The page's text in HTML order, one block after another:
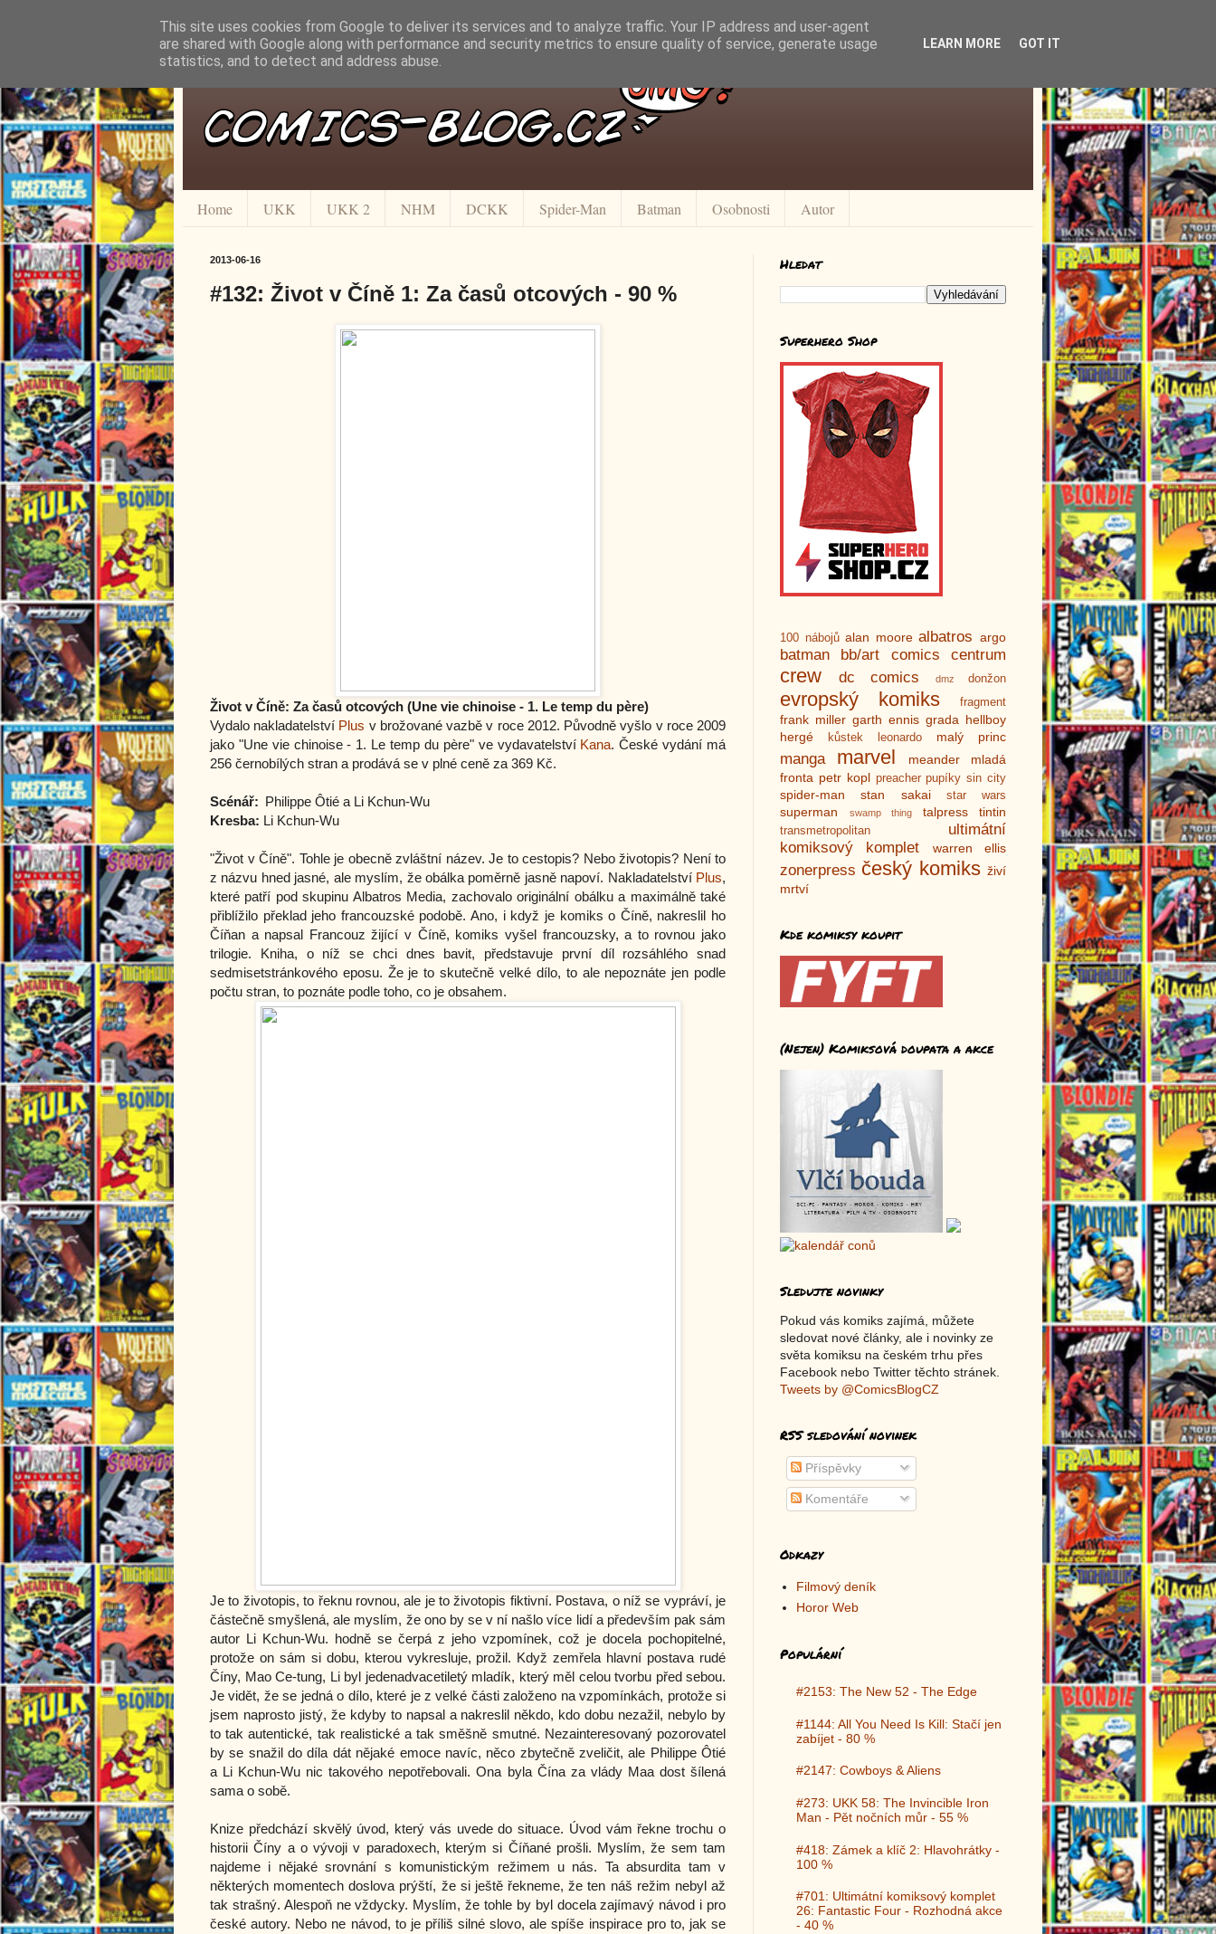
Home UKK UKK 2 NHM DCKK Spider-Man Batman Osobnosti Autor
2013-06-16
#132: Život v Číně 1: Za časů otcových - 90 %
Život v Číně: Za časů otcových (Une vie chinoise - 1. Le temp du père)
Vydalo nakladatelství Plus v brožované vazbě v roce 2012. Původně vyšlo v roce 2009
jako "Une vie chinoise - 1. Le temp du père" ve vydavatelství Kana. České vydání má
256 černobílých stran a prodává se v plné ceně za 369 Kč.
Scénář: Philippe Ôtié a Li Kchun-Wu
Kresba: Li Kchun-Wu
"Život v Číně". Tohle je obecně zvláštní název. Je to cestopis? Nebo životopis? Není to
z názvu hned jasné, ale myslím, že obálka poměrně jasně napoví. Nakladatelství Plus,
které patří pod skupinu Albatros Media, zachovalo originální obálku a maximálně také
přiblížilo překlad jeho francouzské podobě. Ano, i když je komiks o Číně, nakreslil ho
Číňan a napsal Francouz žijící v Číně, komiks vyšel francouzsky, a to rovnou jako
trilogie. Kniha, o níž se chci dnes bavit, představuje první díl rozsáhlého snad
sedmisetstránkového eposu. Že je to skutečně velké dílo, to ale nepoznáte jen podle
počtu stran, to poznáte podle toho, co je obsahem.
Je to životopis, to řeknu rovnou, ale je to životopis fiktivní. Postava, o níž se vypráví, je
částečně smyšlená, ale myslím, že ono by se v ní našlo více lidí a především pak sám
autor Li Kchun-Wu. hodně se čerpá z jeho vzpomínek, což je docela pochopitelné,
protože on sám si dobu, kterou vykresluje, prožil. Když zemřela hlavní postava rudé
Číny, Mao Ce-tung, Li byl jedenadvacetiletý mladík, který měl celou tvorbu před sebou.
Je vidět, že se jedná o dílo, které je z velké části založeno na vzpomínkách, protože si
jsem naprosto jistý, že kdyby to napsal a nakreslil někdo, kdo dobu nezažil, nebylo by
to tak autentické, tak realistické a tak směšně smutné. Nezainteresovaný pozorovatel
by se snažil do díla dát nějaké emoce navíc, něco zbytečně zveličit, ale Philippe Ôtié
a Li Kchun-Wu nic takového nepotřebovali. Ona byla Čína za vlády Maa dost šílená
sama o sobě.
Knize předchází skvělý úvod, který vás uvede do situace. Úvod vám řekne trochu o
historii Číny a o vývoji v paradoxech, kterým si Číňané prošli. Myslím, že sem tam
najdeme i nějaké srovnání s komunistickým režimem u nás. Ta absurdita tam v
některých momentech doslova prýští, že si ještě řekneme, že ten náš režim nebyl až
tak strašný. Alespoň ne vždycky. Myslím, že tohle by byl docela zajímavý návod i pro
české autory. Nebo ne návod, to je příliš silné slovo, ale spíše inspirace pro to, jak se
Hledat
Superhero Shop
100 nábojů alan moore albatros argo
batman bb/art comics centrum
crew dc comics dmz donžon
evropský komiks fragment
frank miller garth ennis grada hellboy
hergé
kůstek leonardo malý princ
manga marvel meander
mladá
fronta petr kopl preacher pupíky sin city
spider-man stan sakai star wars
superman swamp thing talpress tintin
transmetropolitan
ultimátní
komiksový komplet
warren ellis
zonerpress český komiks živí
mrtví
Kde komiksy koupit
(Nejen) Komiksová doupata a akce
Sledujte novinky
Pokud vás komiks zajímá, můžete
sledovat nové články, ale i novinky ze
světa komiksu na českém trhu přes
Facebook nebo Twitter těchto stránek.
Tweets by @ComicsBlogCZ
RSS sledování novinek
Příspěvky
Komentáře
Odkazy
Filmový deník
Horor Web
Populární
#2153: The New 52 - The Edge
#1144: All You Need Is Kill: Stačí jen
zabíjet - 80 %
#2147: Cowboys & Aliens
#273: UKK 58: The Invincible Iron
Man - Pět nočních můr - 55 %
#418: Zámek a klíč 2: Hlavohrátky -
100 %
#701: Ultimátní komiksový komplet
26: Fantastic Four - Rozhodná akce
- 40 %
This site uses cookies from Google to deliver its services and to analyze traffic. Your IP address and user-agent
are shared with Google along with performance and security metrics to ensure quality of service, generate usage
statistics, and to detect and address abuse.
LEARN MORE GOT IT